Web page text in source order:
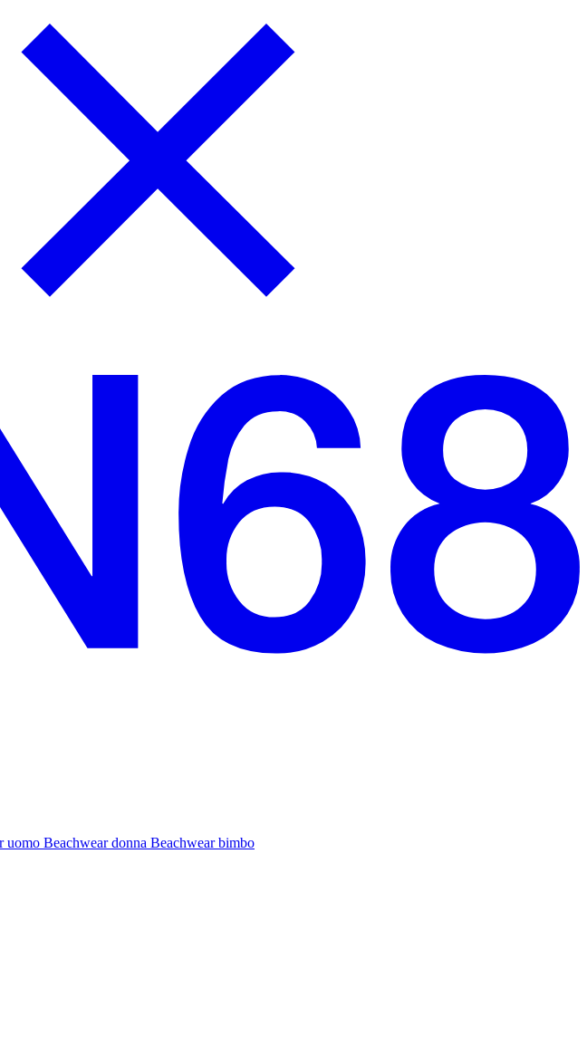
uomo Beachwear donna Beachwear bimbo